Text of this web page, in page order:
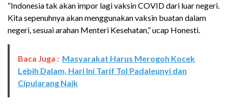
“Indonesia tak akan impor lagi vaksin COVID dari luar negeri.
Kita sepenuhnya akan menggunakan vaksin buatan dalam
negeri, sesuai arahan Menteri Kesehatan,” ucap Honesti.
Baca Juga : Masyarakat Harus Merogoh Kocek
Lebih Dalam, Hari Ini Tarif Tol Padaleunyi dan
Cipularang Naik